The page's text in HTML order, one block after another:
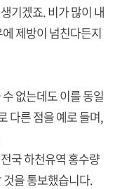
기겠죠. 비가 많이 내
제방이 넘친다든지
없는데도 이를 동일
다른 점을 예로 들며,
국 하천유역 홍수량
을 통보했습니다.